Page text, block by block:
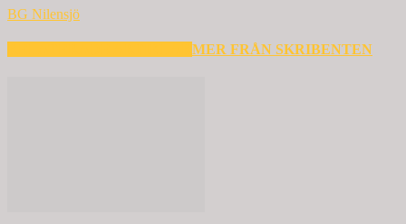
BG Nilensjö
MER FRÅN SKRIBENTEN